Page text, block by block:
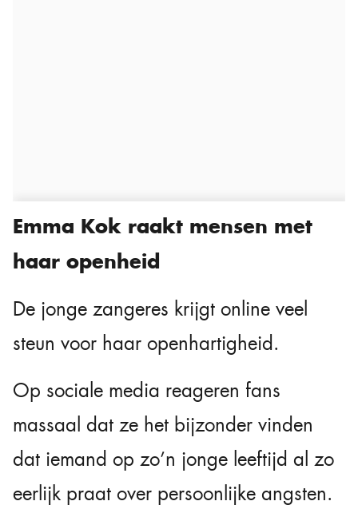
Emma Kok raakt mensen met
haar openheid
De jonge zangeres krijgt online veel
steun voor haar openhartigheid.
Op sociale media reageren fans
massaal dat ze het bijzonder vinden
dat iemand op zo’n jonge leeftijd al zo
eerlijk praat over persoonlijke angsten.